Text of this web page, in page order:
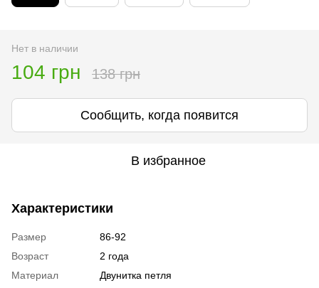
Нет в наличии
104 грн 138 грн
Сообщить, когда появится
В избранное
Характеристики
Размер
86-92
Возраст
2 года
Материал
Двунитка петля